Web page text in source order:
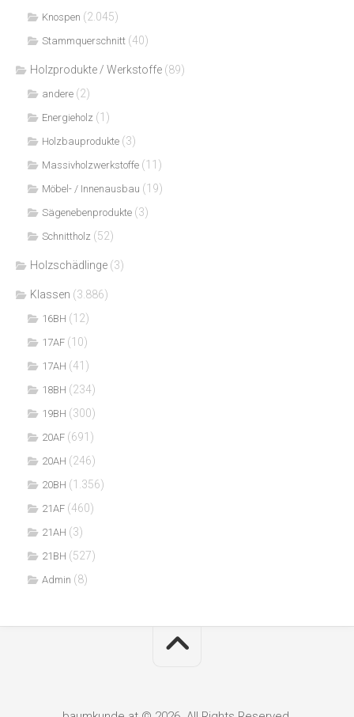
Knospen (2.045)
Stammquerschnitt (40)
Holzprodukte / Werkstoffe (89)
andere (2)
Energieholz (1)
Holzbauprodukte (3)
Massivholzwerkstoffe (11)
Möbel- / Innenausbau (19)
Sägenebenprodukte (3)
Schnittholz (52)
Holzschädlinge (3)
Klassen (3.886)
16BH (12)
17AF (10)
17AH (41)
18BH (234)
19BH (300)
20AF (691)
20AH (246)
20BH (1.356)
21AF (460)
21AH (3)
21BH (527)
Admin (8)